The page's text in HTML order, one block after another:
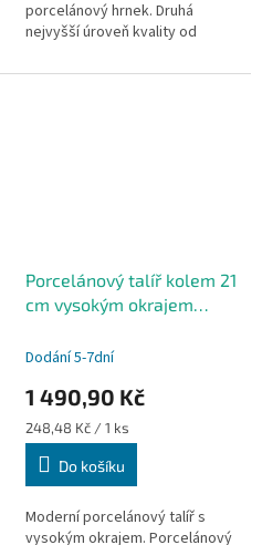
porcelánový hrnek. Druhá
nejvyšší úroveň kvality od
myčky i mikrovlnky.
Porcelánový talíř kolem 21
cm vysokým okrajem
Dodání 5-7dní
1 490,90 Kč
Měrná
cena:
248,48 Kč / 1 ks
Do košíku
Moderní porcelánový talíř s
vysokým okrajem. Porcelánový